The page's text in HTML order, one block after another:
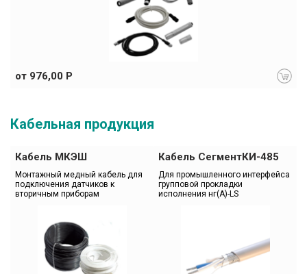
от 976,00 Р
Кабельная продукция
Кабель МКЭШ
Монтажный медный кабель для
подключения датчиков к
вторичным приборам
Кабель СегментКИ-485
Для промышленного интерфейса
групповой прокладки
исполнения нг(А)-LS